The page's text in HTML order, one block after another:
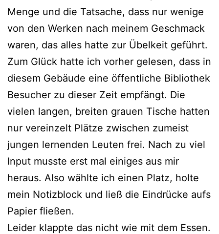
Menge und die Tatsache, dass nur wenige
von den Werken nach meinem Geschmack
waren, das alles hatte zur Übelkeit geführt.
Zum Glück hatte ich vorher gelesen, dass in
diesem Gebäude eine öffentliche Bibliothek
Besucher zu dieser Zeit empfängt. Die
vielen langen, breiten grauen Tische hatten
nur vereinzelt Plätze zwischen zumeist
jungen lernenden Leuten frei. Nach zu viel
Input musste erst mal einiges aus mir
heraus. Also wählte ich einen Platz, holte
mein Notizblock und ließ die Eindrücke aufs
Papier fließen.
Leider klappte das nicht wie mit dem Essen.